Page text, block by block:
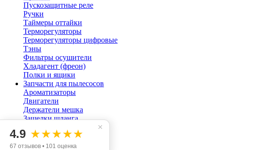
Пускозащитные реле
Ручки
Таймеры оттайки
Терморегуляторы
Терморегуляторы цифровые
Тэны
Фильтры осушители
Хладагент (фреон)
Полки и ящики
Запчасти для пылесосов
Ароматизаторы
Двигатели
Держатели мешка
Защелки шланга
Мешок пылесоса
Помпы
×
4.9 ★★★★★
67 отзывов • 101 оценка